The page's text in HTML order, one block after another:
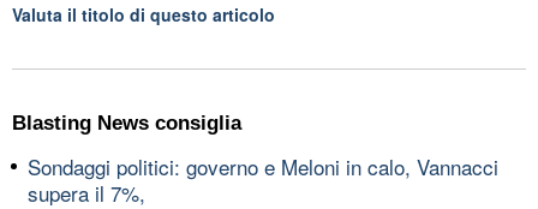
Valuta il titolo di questo articolo
Blasting News consiglia
Sondaggi politici: governo e Meloni in calo, Vannacci
supera il 7%,